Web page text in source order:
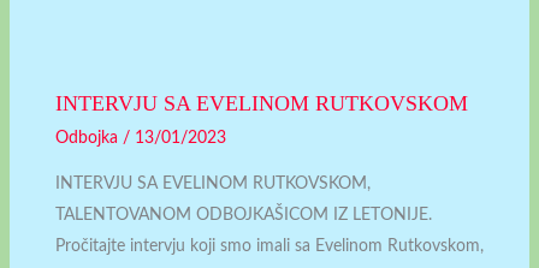
INTERVJU SA EVELINOM RUTKOVSKOM
Odbojka / 13/01/2023
INTERVJU SA EVELINOM RUTKOVSKOM,
TALENTOVANOM ODBOJKAŠICOM IZ LETONIJE.
Pročitajte intervju koji smo imali sa Evelinom Rutkovskom,